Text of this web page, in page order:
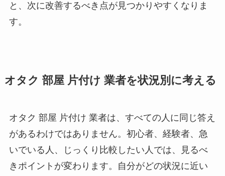
と、次に改善するべき点が見つかりやすくなりま
す。
オタク 部屋 片付け 業者を状況別に考える
オタク 部屋 片付け 業者は、すべての人に同じ答え
があるわけではありません。初心者、経験者、急
いでいる人、じっくり比較したい人では、見るべ
きポイントが変わります。自分がどの状況に近い